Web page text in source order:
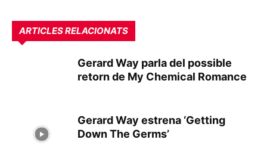
ARTICLES RELACIONATS
Gerard Way parla del possible
retorn de My Chemical Romance
Gerard Way estrena ‘Getting
Down The Germs’